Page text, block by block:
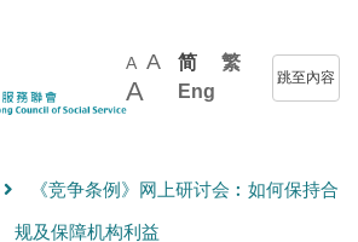
A A
A
简
繁
Eng
跳至內容
《竞争条例》网上研讨会︰如何保持合
规及保障机构利益